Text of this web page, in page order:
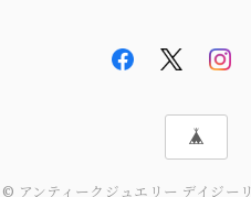
© アンティークジュエリー デイジ